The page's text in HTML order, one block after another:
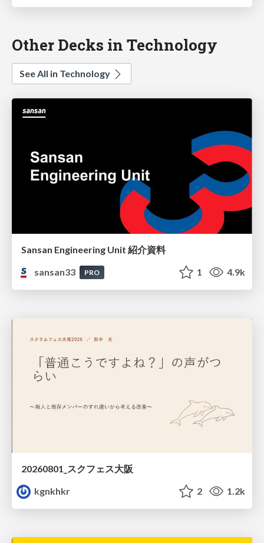
Other Decks in Technology
See All in Technology
Sansan Engineering Unit 紹介資料
sansan33
PRO 1 4.9k
20260801_スクフェス大阪
kgnkhkr
2 1.2k